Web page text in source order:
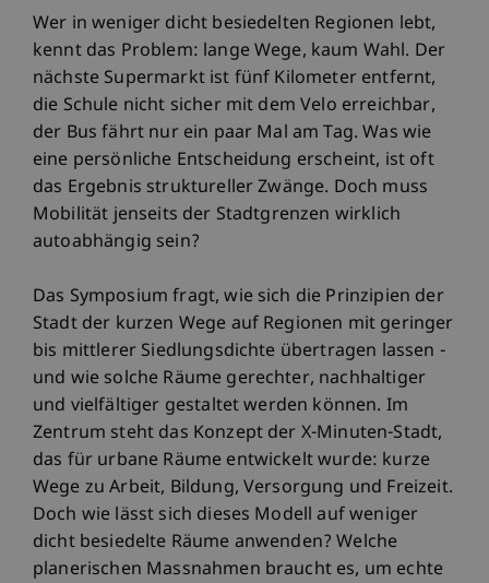
Wer in weniger dicht besiedelten Regionen lebt,
kennt das Problem: lange Wege, kaum Wahl. Der
nächste Supermarkt ist fünf Kilometer entfernt,
die Schule nicht sicher mit dem Velo erreichbar,
der Bus fährt nur ein paar Mal am Tag. Was wie
eine persönliche Entscheidung erscheint, ist oft
das Ergebnis struktureller Zwänge. Doch muss
Mobilität jenseits der Stadtgrenzen wirklich
autoabhängig sein?
Das Symposium fragt, wie sich die Prinzipien der
Stadt der kurzen Wege auf Regionen mit geringer
bis mittlerer Siedlungsdichte übertragen lassen -
und wie solche Räume gerechter, nachhaltiger
und vielfältiger gestaltet werden können. Im
Zentrum steht das Konzept der X-Minuten-Stadt,
das für urbane Räume entwickelt wurde: kurze
Wege zu Arbeit, Bildung, Versorgung und Freizeit.
Doch wie lässt sich dieses Modell auf weniger
dicht besiedelte Räume anwenden? Welche
planerischen Massnahmen braucht es, um echte